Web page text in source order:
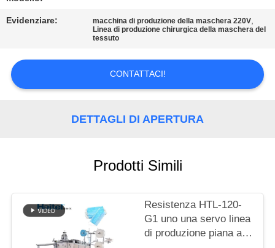
RICHIEDA
UNA
CITAZIONE
MAPPA
Evidenziare: macchina di produzione della maschera 220V,
Linea di produzione chirurgica della maschera del
tessuto
CONTATTACI!
DETTAGLI DI APERTURA
Prodotti Simili
Resistenza HTL-120-
G1 uno una servo linea
di produzione piana ad